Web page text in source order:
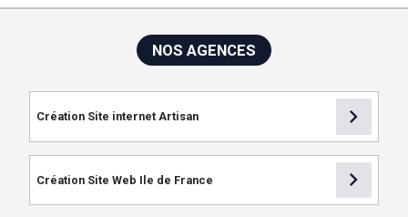
NOS AGENCES
Création Site internet Artisan chevron_right
Création Site Web Ile de France chevron_right